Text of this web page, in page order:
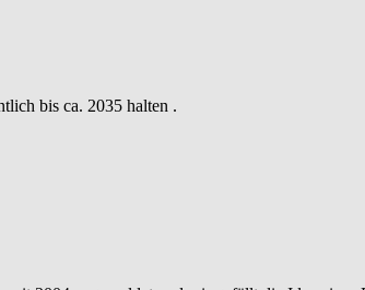
bis ca. 2035 halten .